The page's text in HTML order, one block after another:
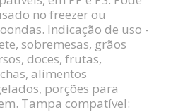
no freezer ou
Indicação de uso -
sobremesas, grãos
doces, frutas,
alimentos
porções para
Tampa compatível: